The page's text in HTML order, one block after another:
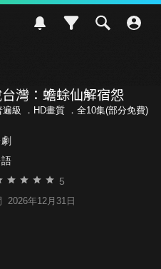
灣：蟾蜍仙解宿怨
遍級 ．HD畫質 ．全10集(部分免費)
5
2026年12月31日